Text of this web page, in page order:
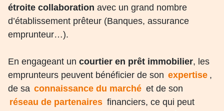
étroite collaboration avec un grand nombre
d’établissement prêteur (Banques, assurance
emprunteur…).
En engageant un courtier en prêt immobilier, les
emprunteurs peuvent bénéficier de son expertise ,
de sa connaissance du marché et de son
réseau de partenaires financiers, ce qui peut